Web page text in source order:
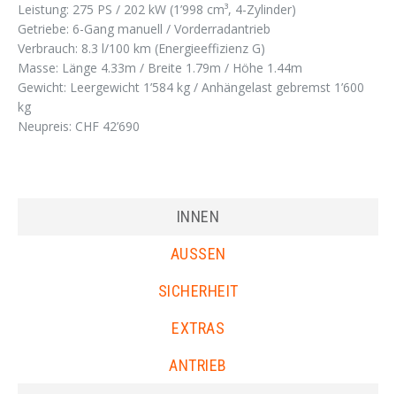
Leistung: 275 PS / 202 kW (1’998 cm³, 4-Zylinder)
Getriebe: 6-Gang manuell / Vorderradantrieb
Verbrauch: 8.3 l/100 km (Energieeffizienz G)
Masse: Länge 4.33m / Breite 1.79m / Höhe 1.44m
Gewicht: Leergewicht 1’584 kg / Anhängelast gebremst 1’600
kg
Neupreis: CHF 42’690
INNEN
AUSSEN
SICHERHEIT
EXTRAS
ANTRIEB